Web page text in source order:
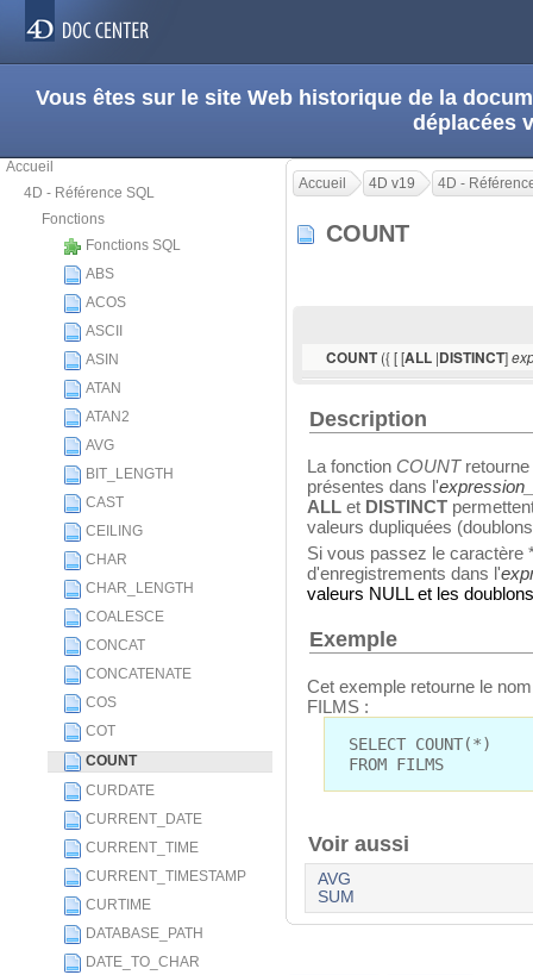
Vous êtes sur le site Web historique de la
déplacées
Accueil
4D - Référence SQL
Fonctions
Fonctions SQL
ABS
ACOS
ASCII
ASIN
ATAN
ATAN2
AVG
BIT_LENGTH
CAST
CEILING
CHAR
CHAR_LENGTH
COALESCE
CONCAT
CONCATENATE
COS
COT
COUNT
CURDATE
CURRENT_DATE
CURRENT_TIME
CURRENT_TIMESTAMP
CURTIME
DATABASE_PATH
DATE_TO_CHAR
Accueil 4D v19 4D -
COUNT
COUNT ({ [ [ALL |DISTINCT]
Description
La fonction COUNTretourne
présentes dans l'
ALL et DISTINCT
valeurs dupliquées
Si vous passez le caractère
d'enregistrements dans l'
valeurs NULL et les
Exemple
Cet exemple retourne le
FILMS :
SELECT COUNT(*)
FROM FILMS
Voir aussi
AVG
SUM